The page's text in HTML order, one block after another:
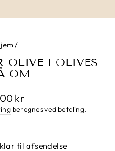
/
OLIVE I OLIVES
OM
kr
beregnes ved betaling.
til afsendelse